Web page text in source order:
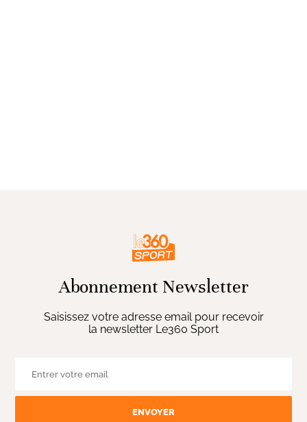
Abonnement Newsletter
Saisissez votre adresse email pour recevoir
la newsletter Le360 Sport
ENVOYER